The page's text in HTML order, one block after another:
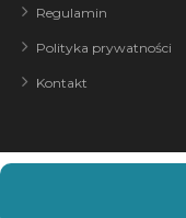
Regulamin
Polityka prywatności
Kontakt